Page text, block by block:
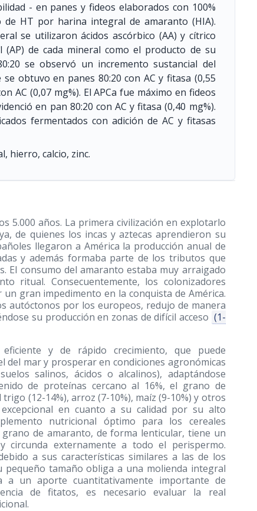
- en panes y fideos elaborados con 100%
HT por harina integral de amaranto (HIA).
se utilizaron ácidos ascórbico (AA) y cítrico
de cada mineral como el producto de su
se observó un incremento sustancial del
obtuvo en panes 80:20 con AC y fitasa (0,55
AC (0,07 mg%). El APCa fue máximo en fideos
en pan 80:20 con AC y fitasa (0,40 mg%).
fermentados con adición de AC y fitasas
hierro, calcio, zinc.
5.000 años. La primera civilización en explotarlo
de quienes los incas y aztecas aprendieron su
llegaron a América la producción anual de
y además formaba parte de los tributos que
El consumo del amaranto estaba muy arraigado
ritual. Consecuentemente, los colonizadores
gran impedimento en la conquista de América.
autóctonos por los europeos, redujo de manera
su producción en zonas de difícil acceso (1-
y de rápido crecimiento, que puede
del mar y prosperar en condiciones agronómicas
salinos, ácidos o alcalinos), adaptándose
de proteínas cercano al 16%, el grano de
(12-14%), arroz (7-10%), maíz (9-10%) y otros
en cuanto a su calidad por su alto
nutricional óptimo para los cereales
grano de amaranto, de forma lenticular, tiene un
externamente a todo el perispermo.
a sus características similares a las de los
pequeño tamaño obliga a una molienda integral
un aporte cuantitativamente importante de
de fitatos, es necesario evaluar la real